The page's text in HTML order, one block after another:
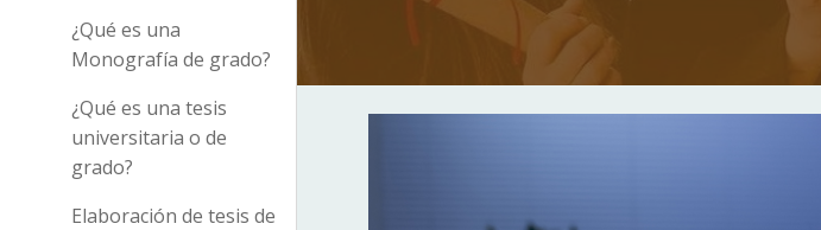
¿Qué es una
Monografía de grado?
¿Qué es una tesis
universitaria o de
grado?
Elaboración de tesis de